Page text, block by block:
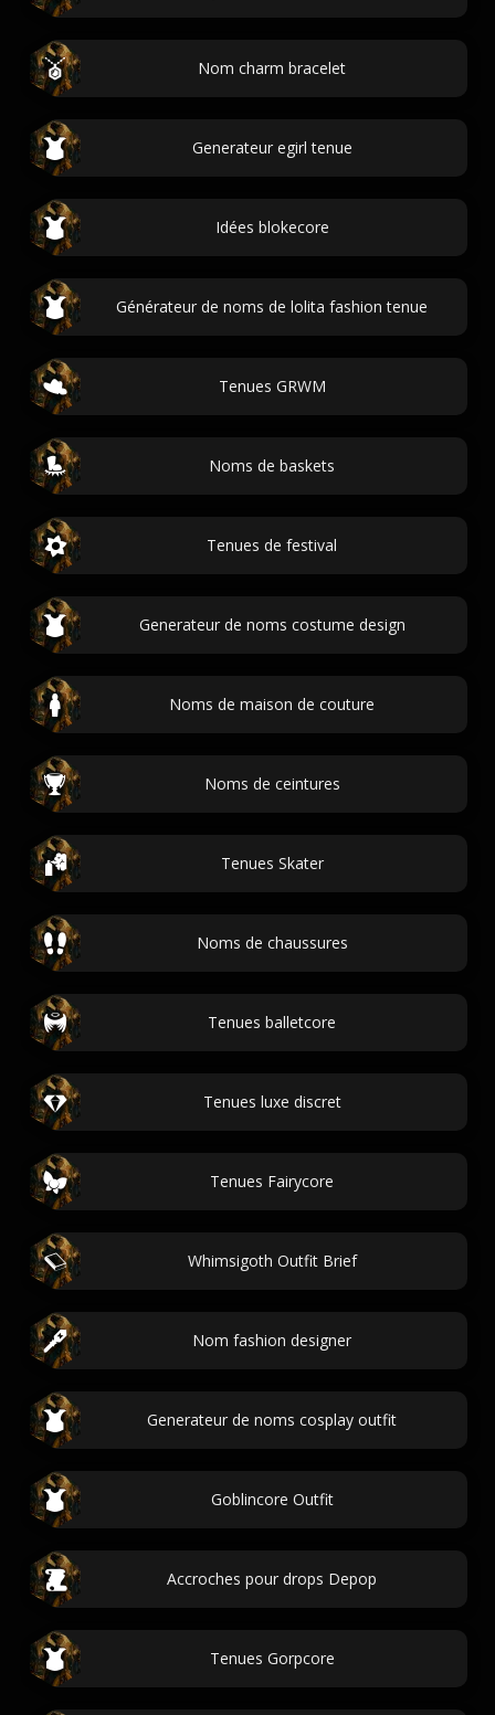
Nom charm bracelet
Generateur egirl tenue
Idées blokecore
Générateur de noms de lolita fashion tenue
Tenues GRWM
Noms de baskets
Tenues de festival
Generateur de noms costume design
Noms de maison de couture
Noms de ceintures
Tenues Skater
Noms de chaussures
Tenues balletcore
Tenues luxe discret
Tenues Fairycore
Whimsigoth Outfit Brief
Nom fashion designer
Generateur de noms cosplay outfit
Goblincore Outfit
Accroches pour drops Depop
Tenues Gorpcore